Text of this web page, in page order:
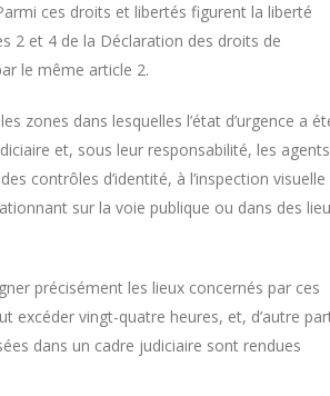
ces droits et libertés figurent la liberté
2 et 4 de la Déclaration des droits de
le même article 2.
zones dans lesquelles l’état d’urgence a
et, sous leur responsabilité, les agents
contrôles d’identité, à l’inspection
sur la voie publique ou dans des
précisément les lieux concernés par ces
excéder vingt-quatre heures, et, d’autre
dans un cadre judiciaire sont rendues